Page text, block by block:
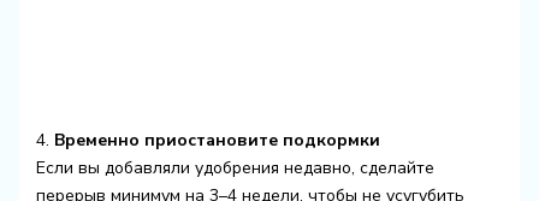
4. Временно приостановите подкормки
Если вы добавляли удобрения недавно, сделайте
перерыв минимум на 3–4 недели, чтобы не усугубить